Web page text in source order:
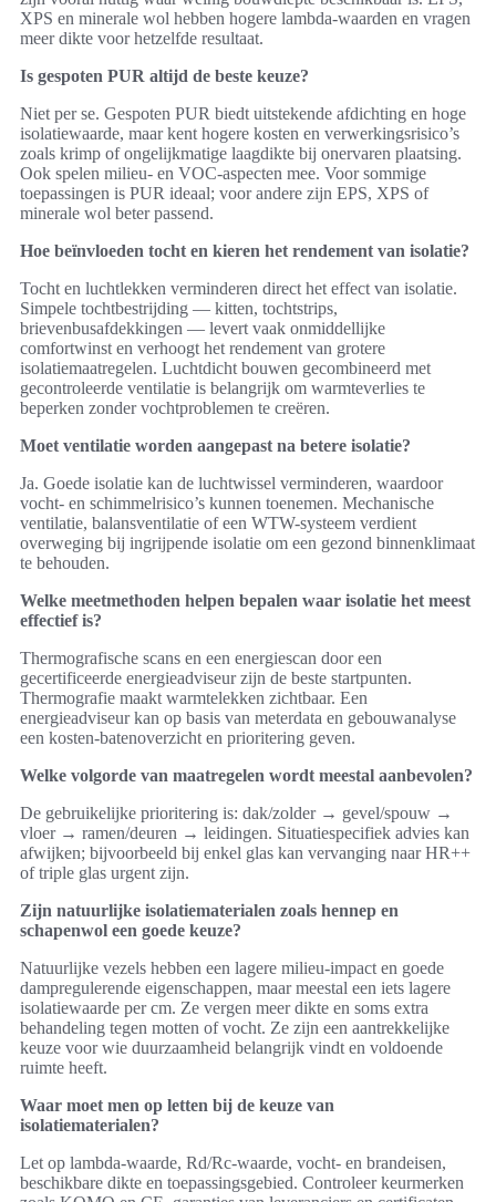
XPS en minerale wol hebben hogere lambda-waarden en vragen
meer dikte voor hetzelfde resultaat.
Is gespoten PUR altijd de beste keuze?
Niet per se. Gespoten PUR biedt uitstekende afdichting en hoge
isolatiewaarde, maar kent hogere kosten en verwerkingsrisico’s
zoals krimp of ongelijkmatige laagdikte bij onervaren plaatsing.
Ook spelen milieu- en VOC-aspecten mee. Voor sommige
toepassingen is PUR ideaal; voor andere zijn EPS, XPS of
minerale wol beter passend.
Hoe beïnvloeden tocht en kieren het rendement van isolatie?
Tocht en luchtlekken verminderen direct het effect van isolatie.
Simpele tochtbestrijding — kitten, tochtstrips,
brievenbusafdekkingen — levert vaak onmiddellijke
comfortwinst en verhoogt het rendement van grotere
isolatiemaatregelen. Luchtdicht bouwen gecombineerd met
gecontroleerde ventilatie is belangrijk om warmteverlies te
beperken zonder vochtproblemen te creëren.
Moet ventilatie worden aangepast na betere isolatie?
Ja. Goede isolatie kan de luchtwissel verminderen, waardoor
vocht- en schimmelrisico’s kunnen toenemen. Mechanische
ventilatie, balansventilatie of een WTW-systeem verdient
overweging bij ingrijpende isolatie om een gezond binnenklimaat
te behouden.
Welke meetmethoden helpen bepalen waar isolatie het meest
effectief is?
Thermografische scans en een energiescan door een
gecertificeerde energieadviseur zijn de beste startpunten.
Thermografie maakt warmtelekken zichtbaar. Een
energieadviseur kan op basis van meterdata en gebouwanalyse
een kosten-batenoverzicht en prioritering geven.
Welke volgorde van maatregelen wordt meestal aanbevolen?
De gebruikelijke prioritering is: dak/zolder → gevel/spouw →
vloer → ramen/deuren → leidingen. Situatiespecifiek advies kan
afwijken; bijvoorbeeld bij enkel glas kan vervanging naar HR++
of triple glas urgent zijn.
Zijn natuurlijke isolatiematerialen zoals hennep en
schapenwol een goede keuze?
Natuurlijke vezels hebben een lagere milieu-impact en goede
dampregulerende eigenschappen, maar meestal een iets lagere
isolatiewaarde per cm. Ze vergen meer dikte en soms extra
behandeling tegen motten of vocht. Ze zijn een aantrekkelijke
keuze voor wie duurzaamheid belangrijk vindt en voldoende
ruimte heeft.
Waar moet men op letten bij de keuze van
isolatiematerialen?
Let op lambda-waarde, Rd/Rc-waarde, vocht- en brandeisen,
beschikbare dikte en toepassingsgebied. Controleer keurmerken